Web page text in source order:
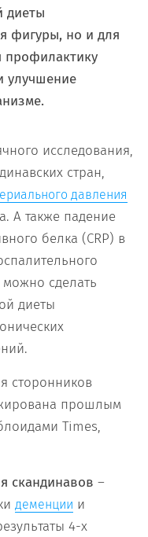
диеты
фигуры, но и для
профилактику
улучшение
исследования,
стран,
давления
а. А также падение
белка (CRP) в
можно сделать
диеты
сторонников
прошлым
Times,
скандинавов –
деменции и
4-х